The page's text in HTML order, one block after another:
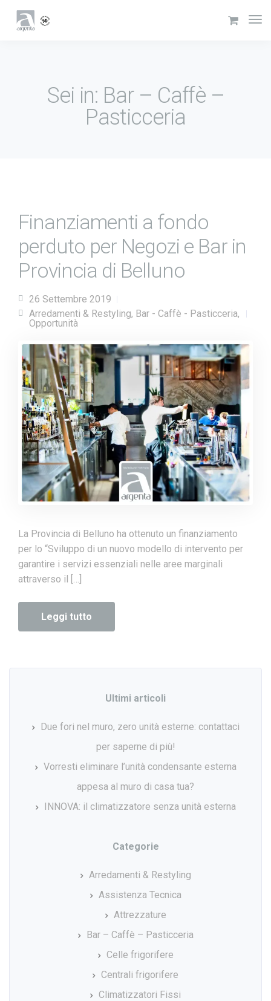
Sei in: Bar – Caffè –
Pasticceria
Finanziamenti a fondo
perduto per Negozi e Bar in
Provincia di Belluno
26 Settembre 2019
Arredamenti & Restyling, Bar - Caffè - Pasticceria,
Opportunità
La Provincia di Belluno ha ottenuto un finanziamento
per lo “Sviluppo di un nuovo modello di intervento per
garantire i servizi essenziali nelle aree marginali
attraverso il […]
Leggi tutto
Ultimi articoli
Due fori nel muro, zero unità esterne: contattaci
per saperne di più!
Vorresti eliminare l’unità condensante esterna
appesa al muro di casa tua?
INNOVA: il climatizzatore senza unità esterna
Categorie
Arredamenti & Restyling
Assistenza Tecnica
Attrezzature
Bar – Caffè – Pasticceria
Celle frigorifere
Centrali frigorifere
Climatizzatori Fissi